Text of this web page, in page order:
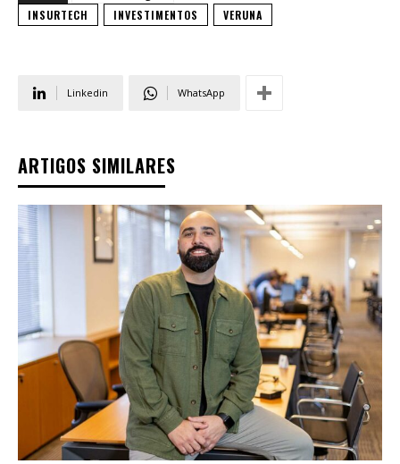
INSURTECH INVESTIMENTOS VERUNA
Linkedin WhatsApp
ARTIGOS SIMILARES